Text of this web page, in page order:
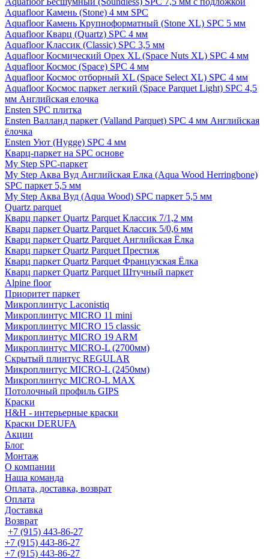
Aquafloor Камень (Stone) 4 мм SPC
Aquafloor Камень Крупноформатный (Stone XL) SPC 5 мм
Aquafloor Кварц (Quartz) SPC 4 мм
Aquafloor Классик (Classic) SPC 3,5 мм
Aquafloor Космический Орех XL (Space Nuts XL) SPC 4 мм
Aquafloor Космос (Space) SPC 4 мм
Aquafloor Космос отборный XL (Space Select XL) SPC 4 мм
Aquafloor Космос паркет легкий (Space Parquet Light) SPC 4,5
мм Английская елочка
Ensten SPC плитка
Ensten Валланд паркет (Valland Parquet) SPC 4 мм Английская
ёлочка
Ensten Уют (Hygge) SPC 4 мм
Кварц-паркет на SPC основе
My Step SPC-паркет
My Step Аква Вуд Английская Елка (Aqua Wood Herringbone)
SPC паркет 5,5 мм
My Step Аква Вуд (Aqua Wood) SPC паркет 5,5 мм
Quartz parquet
Кварц паркет Quartz Parquet Классик 7/1,2 мм
Кварц паркет Quartz Parquet Классик 5/0,6 мм
Кварц паркет Quartz Parquet Английская Ёлка
Кварц паркет Quartz Parquet Престиж
Кварц паркет Quartz Parquet Французская Ёлка
Кварц паркет Quartz Parquet Штучный паркет
Alpine floor
Приоритет паркет
Микроплинтус Laconistiq
Микроплинтус MICRO 11 mini
Микроплинтус MICRO 15 classic
Микроплинтус MICRO 19 ARM
Микроплинтус MICRO-L (2700мм)
Скрытый плинтус REGULAR
Микроплинтус MICRO-L (2450мм)
Микроплинтус MICRO-L MAX
Потолочный профиль GIPS
Краски
H&H - интерьерные краски
Краски DERUFA
Акции
Блог
Монтаж
О компании
Наша команда
Оплата, доставка, возврат
Оплата
Доставка
Возврат
+7 (915) 443-86-27
+7 (915) 443-86-27
+7 (915) 443-86-27